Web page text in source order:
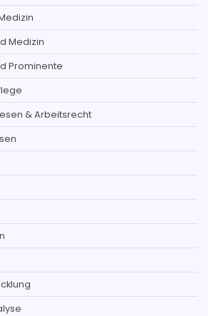
Medizin
Prominente
& Arbeitsrecht